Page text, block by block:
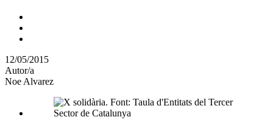
Comparteix
altres
xarxes
socials
12/05/2015
Autor/a
Noe Alvarez